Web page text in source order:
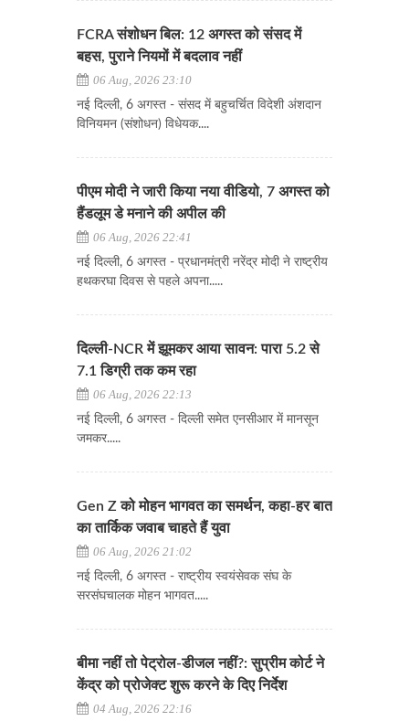
FCRA संशोधन बिल: 12 अगस्त को संसद में
बहस, पुराने नियमों में बदलाव नहीं
06 Aug, 2026 23:10
नई दिल्ली, 6 अगस्त - संसद में बहुचर्चित विदेशी अंशदान
विनियमन (संशोधन) विधेयक....
पीएम मोदी ने जारी किया नया वीडियो, 7 अगस्त को
हैंडलूम डे मनाने की अपील की
06 Aug, 2026 22:41
नई दिल्ली, 6 अगस्त - प्रधानमंत्री नरेंद्र मोदी ने राष्ट्रीय
हथकरघा दिवस से पहले अपना.....
दिल्ली-NCR में झूमकर आया सावन: पारा 5.2 से
7.1 डिग्री तक कम रहा
06 Aug, 2026 22:13
नई दिल्ली, 6 अगस्त - दिल्ली समेत एनसीआर में मानसून
जमकर.....
Gen Z को मोहन भागवत का समर्थन, कहा-हर बात
का तार्किक जवाब चाहते हैं युवा
06 Aug, 2026 21:02
नई दिल्ली, 6 अगस्त - राष्ट्रीय स्वयंसेवक संघ के
सरसंघचालक मोहन भागवत.....
बीमा नहीं तो पेट्रोल-डीजल नहीं?: सुप्रीम कोर्ट ने
केंद्र को प्रोजेक्ट शुरू करने के दिए निर्देश
04 Aug, 2026 22:16